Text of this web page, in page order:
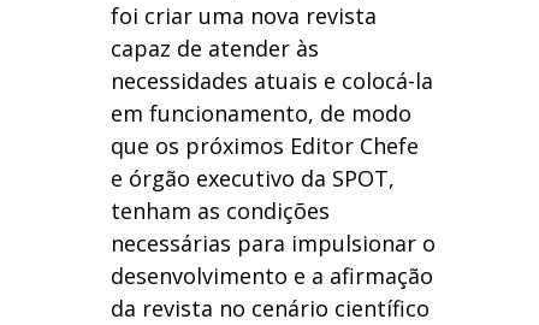
foi criar uma nova revista
capaz de atender às
necessidades atuais e colocá-la
em funcionamento, de modo
que os próximos Editor Chefe
e órgão executivo da SPOT,
tenham as condições
necessárias para impulsionar o
desenvolvimento e a afirmação
da revista no cenário científico